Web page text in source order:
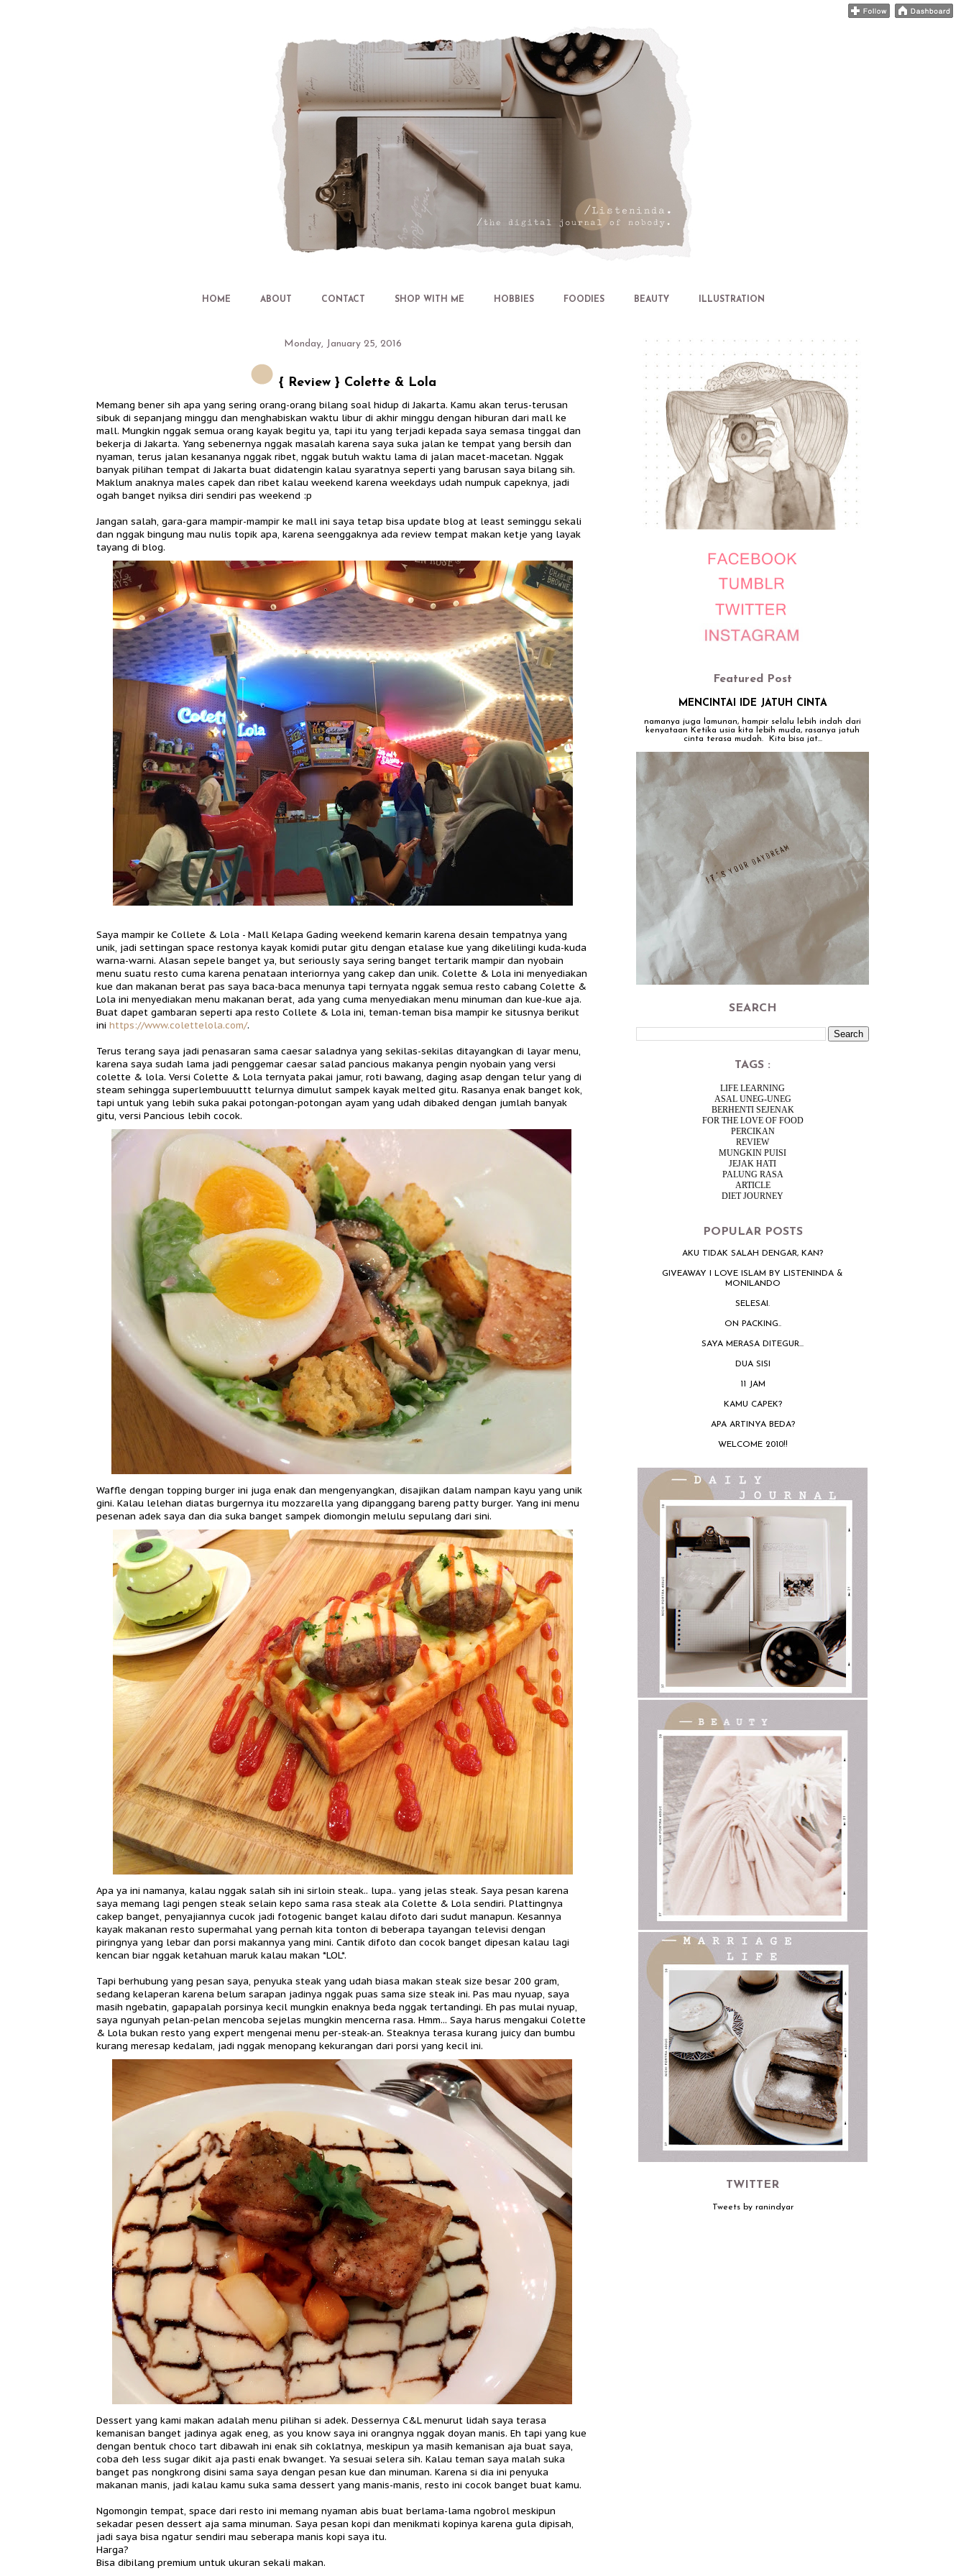
HOME ABOUT CONTACT SHOP WITH ME HOBBIES FOODIES BEAUTY ILLUSTRATION
Monday, January 25, 2016
{ Review } Colette & Lola
Memang bener sih apa yang sering orang-orang bilang soal hidup di Jakarta. Kamu akan terus-terusan
sibuk di sepanjang minggu dan menghabiskan waktu libur di akhir minggu dengan hiburan dari mall ke
mall. Mungkin nggak semua orang kayak begitu ya, tapi itu yang terjadi kepada saya semasa tinggal dan
bekerja di Jakarta. Yang sebenernya nggak masalah karena saya suka jalan ke tempat yang bersih dan
nyaman, terus jalan kesananya nggak ribet, nggak butuh waktu lama di jalan macet-macetan. Nggak
banyak pilihan tempat di Jakarta buat didatengin kalau syaratnya seperti yang barusan saya bilang sih.
Maklum anaknya males capek dan ribet kalau weekend karena weekdays udah numpuk capeknya, jadi
ogah banget nyiksa diri sendiri pas weekend :p
Jangan salah, gara-gara mampir-mampir ke mall ini saya tetap bisa update blog at least seminggu sekali
dan nggak bingung mau nulis topik apa, karena seenggaknya ada review tempat makan ketje yang layak
tayang di blog.
Saya mampir ke Collete & Lola - Mall Kelapa Gading weekend kemarin karena desain tempatnya yang
unik, jadi settingan space restonya kayak komidi putar gitu dengan etalase kue yang dikelilingi kuda-kuda
warna-warni. Alasan sepele banget ya, but seriously saya sering banget tertarik mampir dan nyobain
menu suatu resto cuma karena penataan interiornya yang cakep dan unik. Colette & Lola ini menyediakan
kue dan makanan berat pas saya baca-baca menunya tapi ternyata nggak semua resto cabang Colette &
Lola ini menyediakan menu makanan berat, ada yang cuma menyediakan menu minuman dan kue-kue aja.
Buat dapet gambaran seperti apa resto Collete & Lola ini, teman-teman bisa mampir ke situsnya berikut
ini https://www.colettelola.com/.
Terus terang saya jadi penasaran sama caesar saladnya yang sekilas-sekilas ditayangkan di layar menu,
karena saya sudah lama jadi penggemar caesar salad pancious makanya pengin nyobain yang versi
colette & lola. Versi Colette & Lola ternyata pakai jamur, roti bawang, daging asap dengan telur yang di
steam sehingga superlembuuuttt telurnya dimulut sampek kayak melted gitu. Rasanya enak banget kok,
tapi untuk yang lebih suka pakai potongan-potongan ayam yang udah dibaked dengan jumlah banyak
gitu, versi Pancious lebih cocok.
Waffle dengan topping burger ini juga enak dan mengenyangkan, disajikan dalam nampan kayu yang unik
gini. Kalau lelehan diatas burgernya itu mozzarella yang dipanggang bareng patty burger. Yang ini menu
pesenan adek saya dan dia suka banget sampek diomongin melulu sepulang dari sini.
Apa ya ini namanya, kalau nggak salah sih ini sirloin steak.. lupa.. yang jelas steak. Saya pesan karena
saya memang lagi pengen steak selain kepo sama rasa steak ala Colette & Lola sendiri. Plattingnya
cakep banget, penyajiannya cucok jadi fotogenic banget kalau difoto dari sudut manapun. Kesannya
kayak makanan resto supermahal yang pernah kita tonton di beberapa tayangan televisi dengan
piringnya yang lebar dan porsi makannya yang mini. Cantik difoto dan cocok banget dipesan kalau lagi
kencan biar nggak ketahuan maruk kalau makan *LOL*.
Tapi berhubung yang pesan saya, penyuka steak yang udah biasa makan steak size besar 200 gram,
sedang kelaperan karena belum sarapan jadinya nggak puas sama size steak ini. Pas mau nyuap, saya
masih ngebatin, gapapalah porsinya kecil mungkin enaknya beda nggak tertandingi. Eh pas mulai nyuap,
saya ngunyah pelan-pelan mencoba sejelas mungkin mencerna rasa. Hmm... Saya harus mengakui Colette
& Lola bukan resto yang expert mengenai menu per-steak-an. Steaknya terasa kurang juicy dan bumbu
kurang meresap kedalam, jadi nggak menopang kekurangan dari porsi yang kecil ini.
Dessert yang kami makan adalah menu pilihan si adek. Dessernya C&L menurut lidah saya terasa
kemanisan banget jadinya agak eneg, as you know saya ini orangnya nggak doyan manis. Eh tapi yang kue
dengan bentuk choco tart dibawah ini enak sih coklatnya, meskipun ya masih kemanisan aja buat saya,
coba deh less sugar dikit aja pasti enak bwanget. Ya sesuai selera sih. Kalau teman saya malah suka
banget pas nongkrong disini sama saya dengan pesan kue dan minuman. Karena si dia ini penyuka
makanan manis, jadi kalau kamu suka sama dessert yang manis-manis, resto ini cocok banget buat kamu.
Ngomongin tempat, space dari resto ini memang nyaman abis buat berlama-lama ngobrol meskipun
sekadar pesen dessert aja sama minuman. Saya pesan kopi dan menikmati kopinya karena gula dipisah,
jadi saya bisa ngatur sendiri mau seberapa manis kopi saya itu.
Harga?
Bisa dibilang premium untuk ukuran sekali makan.
Featured Post
MENCINTAI IDE JATUH CINTA
namanya juga lamunan, hampir selalu lebih indah dari
kenyataan Ketika usia kita lebih muda, rasanya jatuh
cinta terasa mudah. Kita bisa jat...
SEARCH
TAGS :
LIFE LEARNING
ASAL UNEG-UNEG
BERHENTI SEJENAK
FOR THE LOVE OF FOOD
PERCIKAN
REVIEW
MUNGKIN PUISI
JEJAK HATI
PALUNG RASA
ARTICLE
DIET JOURNEY
POPULAR POSTS
AKU TIDAK SALAH DENGAR, KAN?
GIVEAWAY I LOVE ISLAM BY LISTENINDA &
MONILANDO
SELESAI.
ON PACKING..
SAYA MERASA DITEGUR...
DUA SISI
11 JAM
KAMU CAPEK?
APA ARTINYA BEDA?
WELCOME 2010!!
TWITTER
Tweets by ranindyar